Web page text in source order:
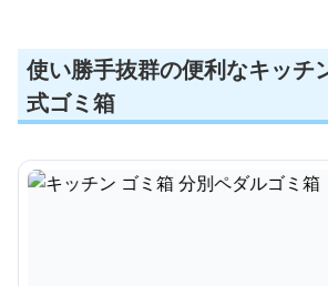
使い勝手抜群の便利なキッチ
式ゴミ箱